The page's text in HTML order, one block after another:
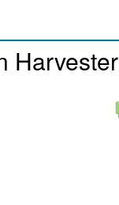
Harvester